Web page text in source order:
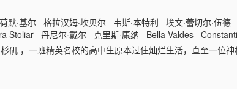
默·基尔 格拉汉姆·坎贝尔 韦斯·本特利 埃文·蕾切尔·伍
Stoliar 丹尼尔·戴尔 克里斯·康纳 Bella Valdes
Skye Jameson
，一班精英名校的高中生原本过住灿烂生活，直至一位神
连环杀人魔“The Trawler”在市内肆虐，令似乎美好的青春岁